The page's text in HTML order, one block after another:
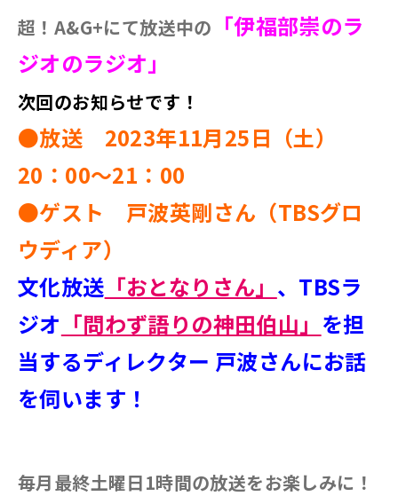
超！A&G+にて放送中の 「伊福部崇のラ
ジオのラジオ」
次回のお知らせです！
●放送 2023年11月25日（土）
20：00～21：00
●ゲスト 戸波英剛さん（TBSグロ
ウディア）
文化放送 「おとなりさん」 、TBSラ
ジオ 「問わず語りの神田伯山」 を担
当するディレクター 戸波さんにお話
を伺います！
毎月最終土曜日1時間の放送をお楽しみに！